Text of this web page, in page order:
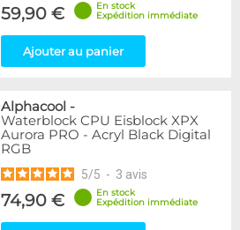
59,90 €
En stock
Expédition immédiate
Ajouter au panier
Alphacool -
Waterblock CPU Eisblock XPX
Aurora PRO - Acryl Black Digital
RGB
5/5 - 3 avis
74,90 €
En stock
Expédition immédiate